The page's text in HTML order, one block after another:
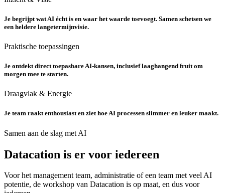
Je begrijpt wat AI écht is en waar het waarde toevoegt. Samen schetsen we
een heldere langetermijnvisie.
Praktische toepassingen
Je ontdekt direct toepasbare AI-kansen, inclusief laaghangend fruit om
morgen mee te starten.
Draagvlak & Energie
Je team raakt enthousiast en ziet hoe AI processen slimmer en leuker maakt.
Samen aan de slag met AI
Datacation is er voor iedereen
Voor het management team, administratie of een team met veel AI
potentie, de workshop van Datacation is op maat, en dus voor